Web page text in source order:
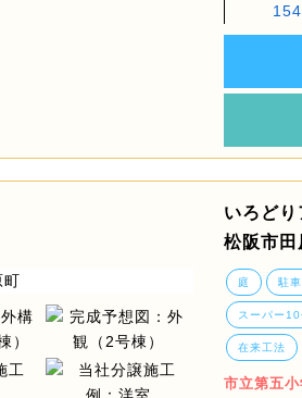
いろど
松阪市田
庭 駐
スーパー10
在来工法
市立第五